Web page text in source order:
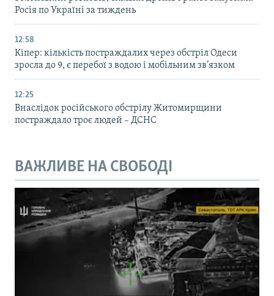
Росія по Україні за тиждень
12:58
Кіпер: кількість постраждалих через обстріл Одеси
зросла до 9, є перебої з водою і мобільним зв’язком
12:25
Внаслідок російського обстрілу Житомирщини
постраждало троє людей – ДСНС
ВАЖЛИВЕ НА СВОБОДІ